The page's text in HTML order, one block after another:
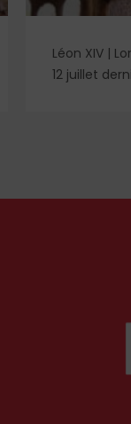
Léon XIV |
12 juillet